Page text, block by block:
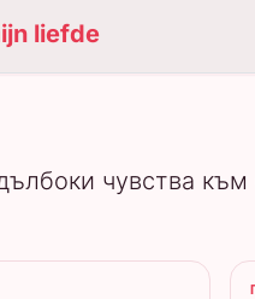
liefde
чувства